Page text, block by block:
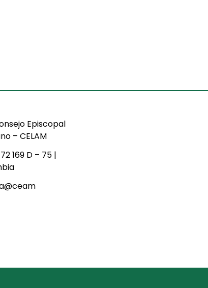
Episcopal
– CELAM
169 D – 75 |